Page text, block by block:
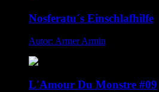
Nosferatu´s Einschlafhilfe
Autor: Armer Armin
L'Amour Du Monstre #09